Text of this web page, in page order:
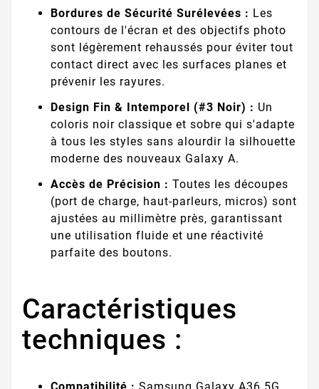
Bordures de Sécurité Surélevées : Les
contours de l'écran et des objectifs photo
sont légèrement rehaussés pour éviter tout
contact direct avec les surfaces planes et
prévenir les rayures.
Design Fin & Intemporel (#3 Noir) : Un
coloris noir classique et sobre qui s'adapte
à tous les styles sans alourdir la silhouette
moderne des nouveaux Galaxy A.
Accès de Précision : Toutes les découpes
(port de charge, haut-parleurs, micros) sont
ajustées au millimètre près, garantissant
une utilisation fluide et une réactivité
parfaite des boutons.
Caractéristiques
techniques :